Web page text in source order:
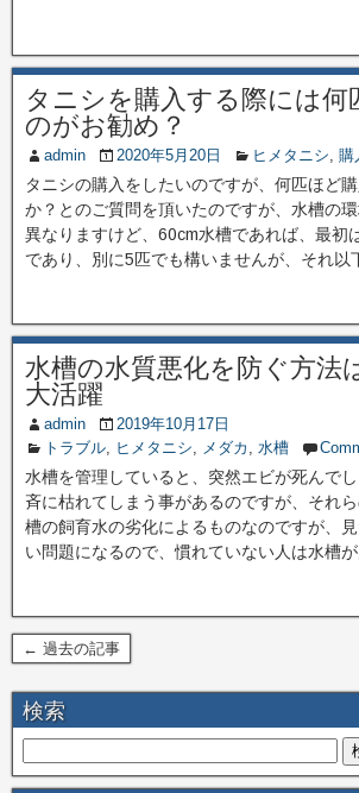
タニシを購入する際には何
のがお勧め？
admin 2020年5月20日 ヒメタニシ, 購
タニシの購入をしたいのですが、何匹ほど
か？とのご質問を頂いたのですが、水槽の
異なりますけど、60cm水槽であれば、最初
であり、別に5匹でも構いませんが、それ以
水槽の水質悪化を防ぐ方法
大活躍
admin
2019年10月17日
トラブル, ヒメタニシ, メダカ , 水槽
水槽を管理していると、突然エビが死んで
斉に枯れてしまう事があるのですが、それ
槽の飼育水の劣化によるものなのですが、
い問題になるので、慣れていない人は水槽
← 過去の記事
検索